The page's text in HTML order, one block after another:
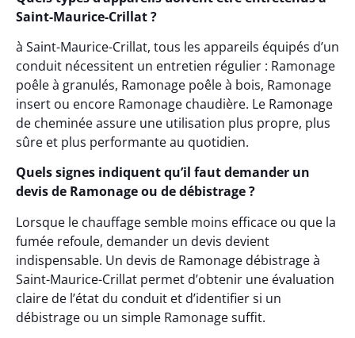
Saint-Maurice-Crillat ?
à Saint-Maurice-Crillat, tous les appareils équipés d’un
conduit nécessitent un entretien régulier : Ramonage
poêle à granulés, Ramonage poêle à bois, Ramonage
insert ou encore Ramonage chaudière. Le Ramonage
de cheminée assure une utilisation plus propre, plus
sûre et plus performante au quotidien.
Quels signes indiquent qu’il faut demander un
devis de Ramonage ou de débistrage ?
Lorsque le chauffage semble moins efficace ou que la
fumée refoule, demander un devis devient
indispensable. Un devis de Ramonage débistrage à
Saint-Maurice-Crillat permet d’obtenir une évaluation
claire de l’état du conduit et d’identifier si un
débistrage ou un simple Ramonage suffit.